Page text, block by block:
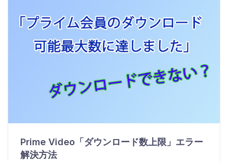
Prime Video「ダウンロード数上限」エラー
解決方法